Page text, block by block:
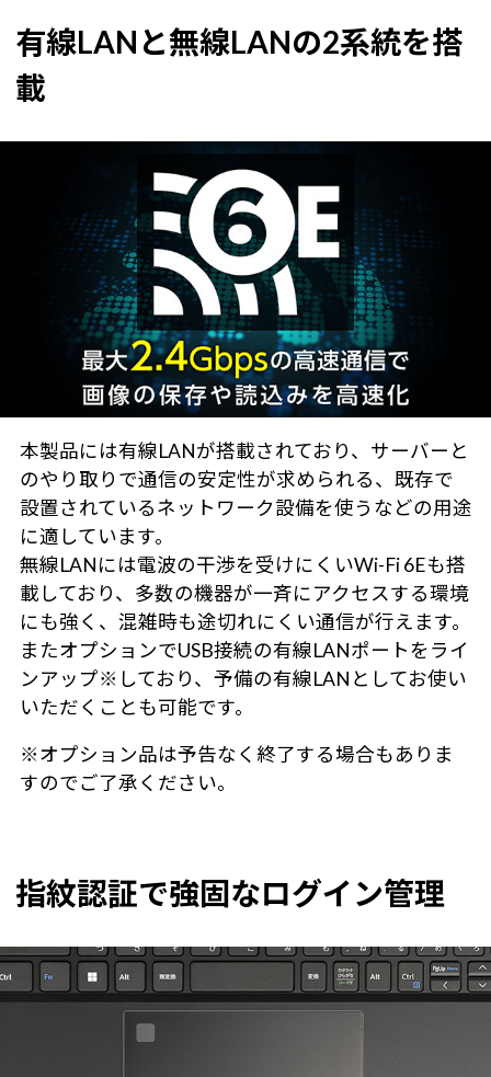
有線LANと無線LANの2系統を搭
載
本製品には有線LANが搭載されており、サーバーと
のやり取りで通信の安定性が求められる、既存で
設置されているネットワーク設備を使うなどの用途
に適しています。
無線LANには電波の干渉を受けにくいWi-Fi 6Eも搭
載しており、多数の機器が一斉にアクセスする環境
にも強く、混雑時も途切れにくい通信が行えます。
またオプションでUSB接続の有線LANポートをライ
ンアップ※しており、予備の有線LANとしてお使い
いただくことも可能です。
※オプション品は予告なく終了する場合もありま
すのでご了承ください。
指紋認証で強固なログイン管理